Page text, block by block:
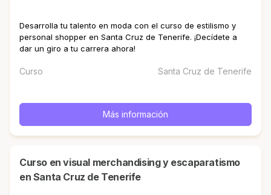
Desarrolla tu talento en moda con el curso de estilismo y
personal shopper en Santa Cruz de Tenerife. ¡Decídete a
dar un giro a tu carrera ahora!
Curso Santa Cruz de Tenerife
Más información
curso en visual merchandising y escaparatismo
en Santa Cruz de Tenerife